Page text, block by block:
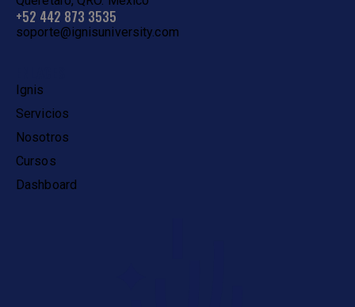
+52 442 873 3535
soporte@ignisuniversity.com
Ignis
Servicios
Nosotros
Cursos
Dashboard